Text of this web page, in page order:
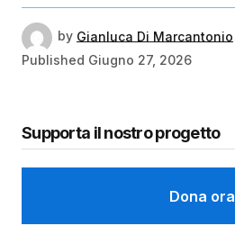
by Gianluca Di Marcantonio
Published Giugno 27, 2026
Supporta il nostro progetto
Dona ora